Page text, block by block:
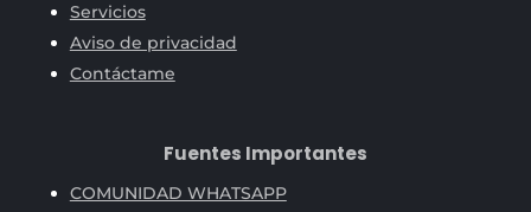
Servicios
Aviso de privacidad
Contáctame
Fuentes Importantes
COMUNIDAD WHATSAPP